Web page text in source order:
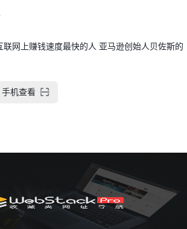
网上赚钱速度最快的人 亚马逊创始人贝佐斯的
手机查看